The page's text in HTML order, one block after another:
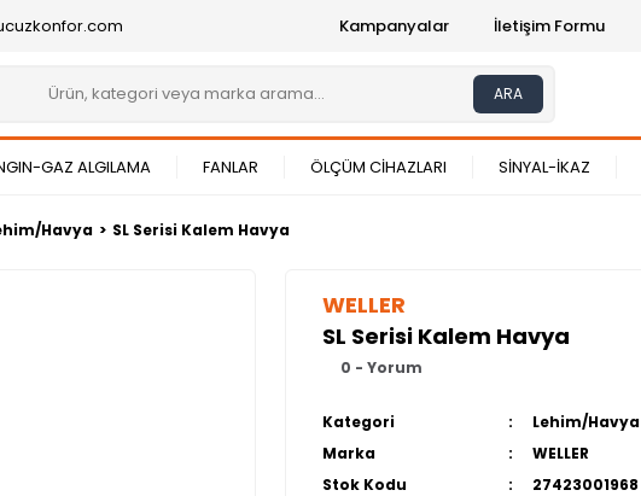
Kampanyalar İletişim Formu
ARA
GAZ ALGILAMA FANLAR ÖLÇÜM CİHAZLARI SİNYAL-İKAZ
Havya SL Serisi Kalem Havya
WELLER
SL Serisi Kalem Havya
0 - Yorum
Kategori
Lehim/Havya
Marka
WELLER
Stok Kodu
27423001968